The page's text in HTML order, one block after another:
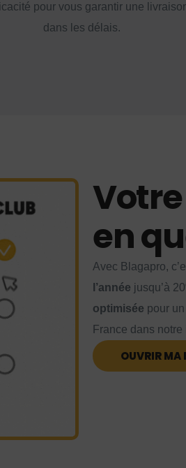
pour vous garantir une
dans les délais.
en
Avec Blagapro,
l’année jusqu’à
optimisée pour
France dans
OUVRIR MA